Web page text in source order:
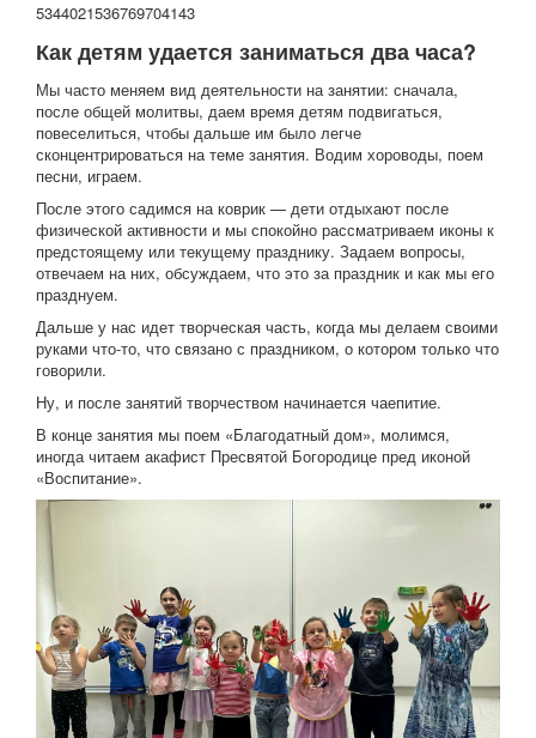
5344021536769704143
Как детям удается заниматься два часа?
Мы часто меняем вид деятельности на занятии: сначала,
после общей молитвы, даем время детям подвигаться,
повеселиться, чтобы дальше им было легче
сконцентрироваться на теме занятия. Водим хороводы, поем
песни, играем.
После этого садимся на коврик — дети отдыхают после
физической активности и мы спокойно рассматриваем иконы к
предстоящему или текущему празднику. Задаем вопросы,
отвечаем на них, обсуждаем, что это за праздник и как мы его
празднуем.
Дальше у нас идет творческая часть, когда мы делаем своими
руками что-то, что связано с праздником, о котором только что
говорили.
Ну, и после занятий творчеством начинается чаепитие.
В конце занятия мы поем «Благодатный дом», молимся,
иногда читаем акафист Пресвятой Богородице пред иконой
«Воспитание».